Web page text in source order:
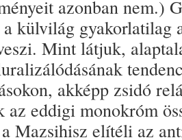
azonban nem.)
a külvilág gyakorlatilag
Mint látjuk,
akképp zsidó
az eddigi monokróm
Mazsihisz elítéli az